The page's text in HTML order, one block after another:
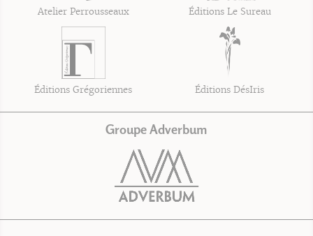
Atelier Perrousseaux Éditions Le Sureau
Éditions Grégoriennes Éditions DésIris
Groupe Adverbum